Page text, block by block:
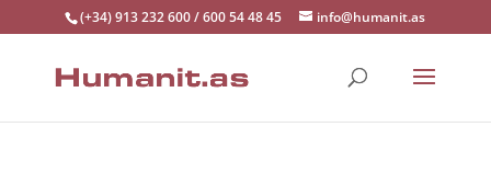
(+34) 913 232 600 / 600 54 48 45 info@humanit.as